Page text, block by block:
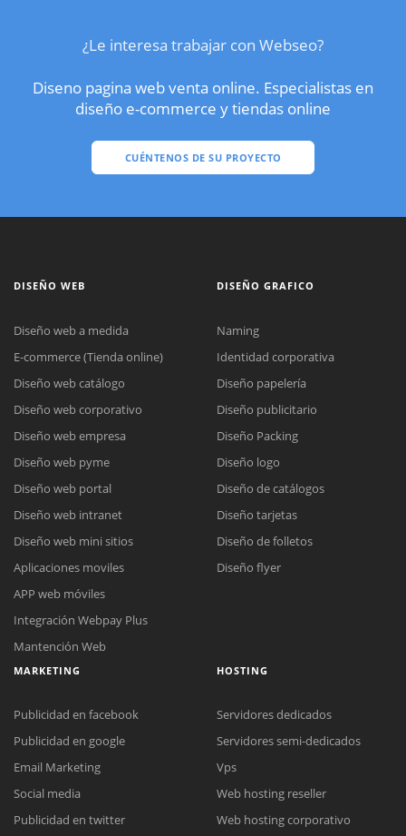
¿Le interesa trabajar con Webseo?
Diseno pagina web venta online. Especialistas en
diseño e-commerce y tiendas online
CUÉNTENOS DE SU PROYECTO
DISEÑO WEB
Diseño web a medida
E-commerce (Tienda online)
Diseño web catálogo
Diseño web corporativo
Diseño web empresa
Diseño web pyme
Diseño web portal
Diseño web intranet
Diseño web mini sitios
Aplicaciones moviles
APP web móviles
Integración Webpay Plus
Mantención Web
DISEÑO GRAFICO
Naming
Identidad corporativa
Diseño papelería
Diseño publicitario
Diseño Packing
Diseño logo
Diseño de catálogos
Diseño tarjetas
Diseño de folletos
Diseño flyer
MARKETING
Publicidad en facebook
Publicidad en google
Email Marketing
Social media
Publicidad en twitter
HOSTING
Servidores dedicados
Servidores semi-dedicados
Vps
Web hosting reseller
Web hosting corporativo